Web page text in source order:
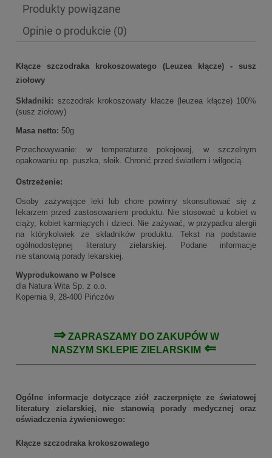
Produkty powiązane
Opinie o produkcie (0)
Kłącze szczodraka krokoszowatego (Leuzea kłącze) - susz
ziołowy
Składniki: szczodrak krokoszowaty kłacze (leuzea kłącze) 100%
(susz ziołowy)
Masa netto: 50g
Przechowywanie: w temperaturze pokojowej, w szczelnym
opakowaniu np. puszka, słoik. Chronić przed światłem i wilgocią.
Ostrzeżenie:
Osoby zażywające leki lub chore powinny skonsultować się z
lekarzem przed zastosowaniem produktu. Nie stosować u kobiet w
ciąży, kobiet karmiących i dzieci. Nie zażywać, w przypadku alergii
na którykolwiek ze składników produktu. Tekst na podstawie
ogólnodostępnej literatury zielarskiej. Podane informacje
nie stanowią porady lekarskiej.
Wyprodukowano w Polsce
dla Natura Wita Sp. z o.o.
Kopernia 9, 28-400 Pińczów
⇒ ZAPRASZAMY DO ZAKUPÓW W
NASZYM SKLEPIE ZIELARSKIM ⇐
Ogólne informacje dotyczące ziół zaczerpnięte ze światowej
literatury zielarskiej, nie stanowią porady medycznej oraz
oświadczenia żywieniowego:
Kłącze szczodraka krokoszowatego